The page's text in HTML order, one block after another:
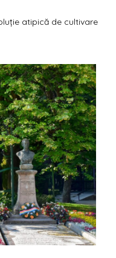
atipică de cultivare